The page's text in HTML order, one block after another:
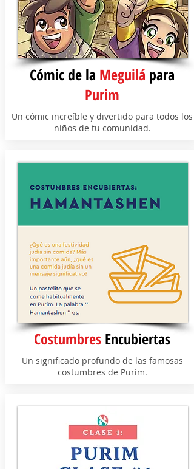
Cómic de la Meguilá para
Purim
Un cómic increíble y divertido para todos los
niños de tu comunidad.
Costumbres Encubiertas
Un significado profundo de las famosas
costumbres de Purim.